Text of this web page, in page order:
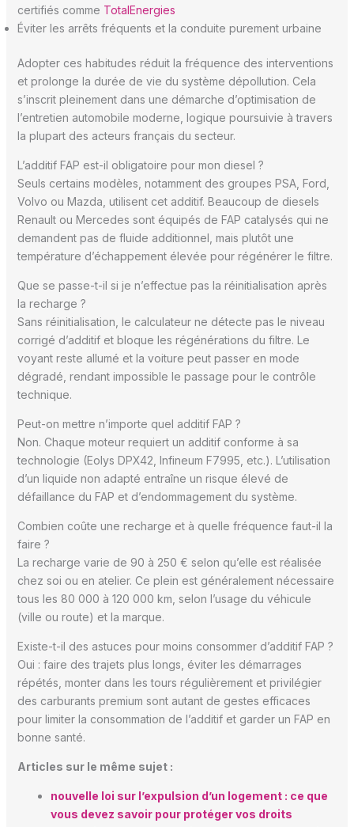
certifiés comme TotalEnergies
Éviter les arrêts fréquents et la conduite purement urbaine
Adopter ces habitudes réduit la fréquence des interventions
et prolonge la durée de vie du système dépollution. Cela
s’inscrit pleinement dans une démarche d’optimisation de
l’entretien automobile moderne, logique poursuivie à travers
la plupart des acteurs français du secteur.
L’additif FAP est-il obligatoire pour mon diesel ?
Seuls certains modèles, notamment des groupes PSA, Ford,
Volvo ou Mazda, utilisent cet additif. Beaucoup de diesels
Renault ou Mercedes sont équipés de FAP catalysés qui ne
demandent pas de fluide additionnel, mais plutôt une
température d’échappement élevée pour régénérer le filtre.
Que se passe-t-il si je n’effectue pas la réinitialisation après
la recharge ?
Sans réinitialisation, le calculateur ne détecte pas le niveau
corrigé d’additif et bloque les régénérations du filtre. Le
voyant reste allumé et la voiture peut passer en mode
dégradé, rendant impossible le passage pour le contrôle
technique.
Peut-on mettre n’importe quel additif FAP ?
Non. Chaque moteur requiert un additif conforme à sa
technologie (Eolys DPX42, Infineum F7995, etc.). L’utilisation
d’un liquide non adapté entraîne un risque élevé de
défaillance du FAP et d’endommagement du système.
Combien coûte une recharge et à quelle fréquence faut-il la
faire ?
La recharge varie de 90 à 250 € selon qu’elle est réalisée
chez soi ou en atelier. Ce plein est généralement nécessaire
tous les 80 000 à 120 000 km, selon l’usage du véhicule
(ville ou route) et la marque.
Existe-t-il des astuces pour moins consommer d’additif FAP ?
Oui : faire des trajets plus longs, éviter les démarrages
répétés, monter dans les tours régulièrement et privilégier
des carburants premium sont autant de gestes efficaces
pour limiter la consommation de l’additif et garder un FAP en
bonne santé.
Articles sur le même sujet :
nouvelle loi sur l’expulsion d’un logement : ce que
vous devez savoir pour protéger vos droits